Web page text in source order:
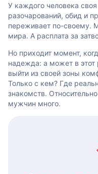
У каждого человека
разочарований, обид и
переживает по-своему.
мира. А расплата за
Но приходит момент,
надежда: а может в этот
выйти из своей зоны
Только с кем? Где
знакомств.
мужчин много.